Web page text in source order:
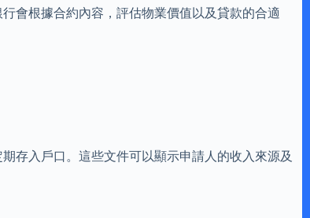
會根據合約內容，評估物業價值以及貸款的合適
存入戶口。這些文件可以顯示申請人的收入來源及